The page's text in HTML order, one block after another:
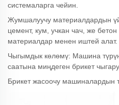
системаларга чейин.
Жумшалуучу материалдардын
цемент, кум, учкан чач, же
материалдар менен иштей алат.
Чыгымдык көлөмү: Машина
саатына миңдеген брикет
Брикет жасоочу машиналардын